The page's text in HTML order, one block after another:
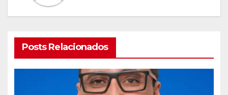
Posts Relacionados